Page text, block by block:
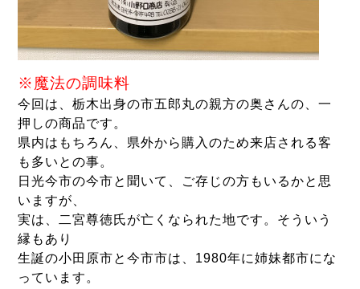
※魔法の調味料
今回は、栃木出身の市五郎丸の親方の奥さんの、一
押しの商品です。
県内はもちろん、県外から購入のため来店される客
も多いとの事。
日光今市の今市と聞いて、ご存じの方もいるかと思
いますが、
実は、二宮尊徳氏が亡くなられた地です。そういう
縁もあり
生誕の小田原市と今市市は、1980年に姉妹都市にな
っています。